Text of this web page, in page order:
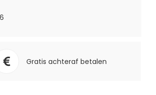
Gratis achteraf betalen